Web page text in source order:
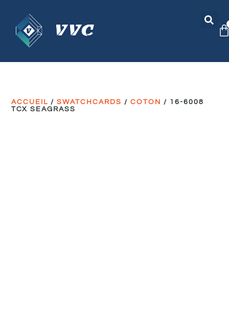
ACCUEIL /SWATCHCARDS /COTON / 16-6008
TCX SEAGRASS